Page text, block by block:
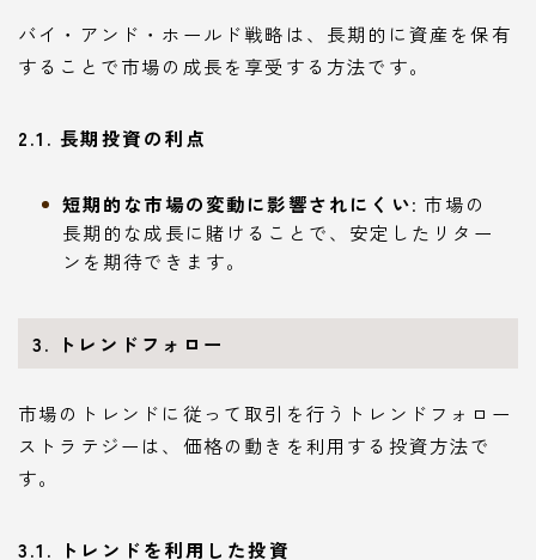
バイ・アンド・ホールド戦略は、長期的に資産を保有
することで市場の成長を享受する方法です。
2.1. 長期投資の利点
短期的な市場の変動に影響されにくい: 市場の
長期的な成長に賭けることで、安定したリター
ンを期待できます。
3. トレンドフォロー
市場のトレンドに従って取引を行うトレンドフォロー
ストラテジーは、価格の動きを利用する投資方法で
す。
3.1. トレンドを利用した投資